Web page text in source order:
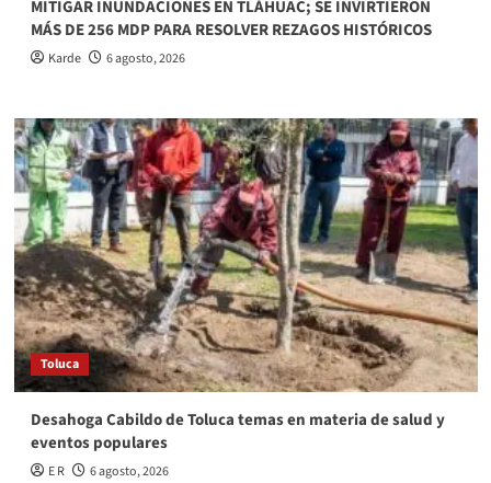
MITIGAR INUNDACIONES EN TLÁHUAC; SE INVIRTIERON
MÁS DE 256 MDP PARA RESOLVER REZAGOS HISTÓRICOS
Karde 6 agosto, 2026
Toluca
Desahoga Cabildo de Toluca temas en materia de salud y
eventos populares
E R 6 agosto, 2026